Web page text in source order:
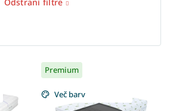
Premium
Več barv